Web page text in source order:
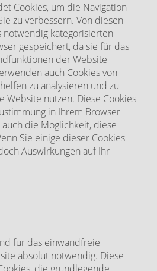
Cookies, um die Navigation
zu verbessern. Von diesen
notwendig kategorisierten
gespeichert, da sie für das
der Website
auch Cookies von
zu analysieren und zu
Website nutzen. Diese Cookies
in Ihrem Browser
die Möglichkeit, diese
Sie einige dieser Cookies
Auswirkungen auf Ihr
für das einwandfreie
absolut notwendig. Diese